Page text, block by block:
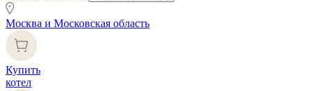
Москва и Московская область
Купить
котел